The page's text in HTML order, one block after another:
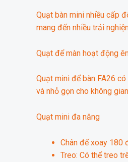
Quạt bàn mini nhiều cấp
mang đến nhiều trải
Quạt để màn hoạt động
Quạt mini để bàn FA26
và nhỏ gọn cho không
Quạt mini đa năng
Chân đế xoay 180
Treo: Có thể treo